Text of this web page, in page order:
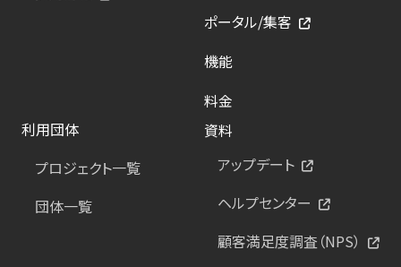
ポータル/集客
機能
料金
利用団体
プロジェクト一覧
団体一覧
資料
アップデート
ヘルプセンター
顧客満足度調査（NPS）